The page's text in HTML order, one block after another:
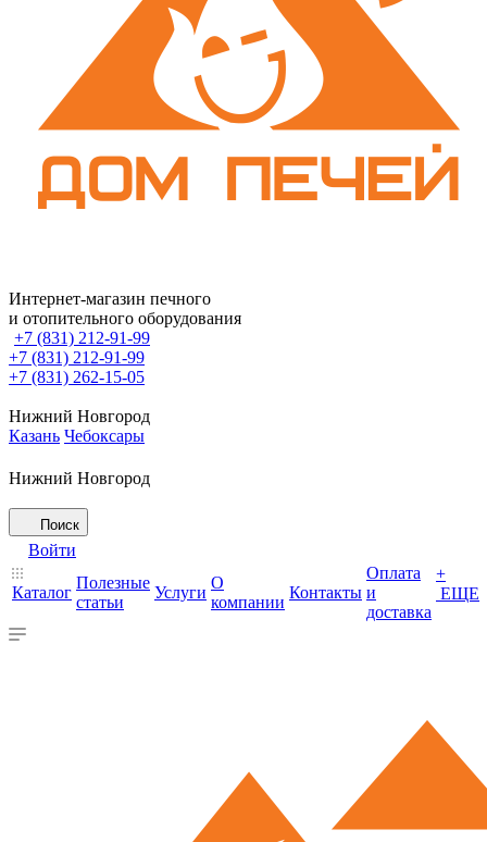
Интернет-магазин печного
и отопительного оборудования
+7 (831) 212-91-99
+7 (831) 212-91-99
+7 (831) 262-15-05
Нижний Новгород
Казань Чебоксары
Нижний Новгород
Поиск
Войти
Каталог
Полезные
статьи
Услуги
О
компании
Контакты
Оплата
и
доставка
+
ЕЩЕ